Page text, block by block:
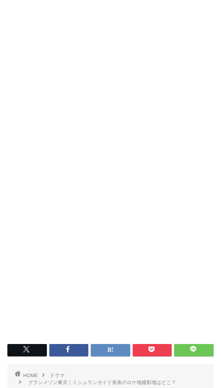
HOME
ドラマ
グランメゾン東京｜ミシュランガイド発表のロケ地撮影地はどこ？